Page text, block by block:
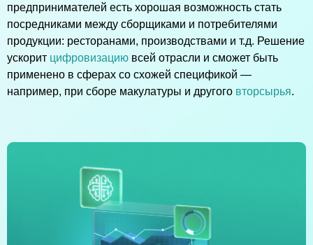
предпринимателей есть хорошая возможность стать
посредниками между сборщиками и потребителями
продукции: ресторанами, производствами и т.д. Решение
ускорит цифровизацию всей отрасли и сможет быть
применено в сферах со схожей спецификой —
например, при сборе макулатуры и другого вторсырья.